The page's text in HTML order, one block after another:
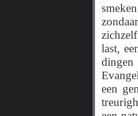
last,
een